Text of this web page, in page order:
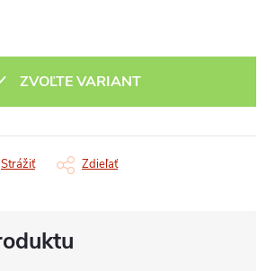
ZVOĽTE VARIANT
Strážiť Zdieľať